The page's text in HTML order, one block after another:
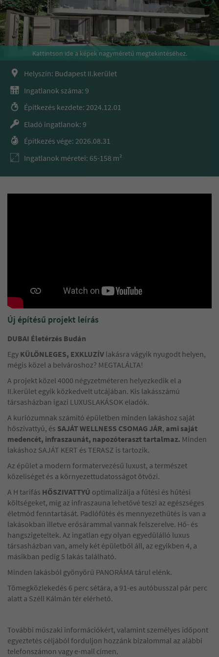
Kattintson ide a képek nagyméretű megtekintéséhez.
Helyszín: Budapest II.kerület
Ingatlanok száma: 9
Építkezés kezdete: 2024.12.01
Eladó ingatlanok: 9
Építkezés vége: 2026.08.31
Ingatlanok méretei: 65-158 m²
Új építésű projekt leírás
DUBAI Életérzés Budán
Egy KÜLÖNLEGES, EXKLUZÍV lakásra vágyik nyugodt helyen,
mégis közel a belvároshoz? MEGTALÁLTA!
A projekt közel 4000 négyzetméteren helyezkedik el a
II.kerület egyik közkedvelt utcájában. Kis lakásszámú
társasházban igazi LUXUSLAKÁSOK eladók.
A kuriózumnak számító épületben minden lakáshoz saját
hőszivattyú, és SAJÁT WELLNESS CSOMAG JÁR, ami saját
medencét, infraszaunát, napozóteraszt tartalmaz. Minden
lakáshoz SAJÁT KERT és TERASZ is tartozik.
Az épület a modern formatervezésű luxust, a természet
közeliséget és a környezettudatosságot ötvözi.
A H tarifás HŐSZIVATTYÚ optimalizálja a fűtési és hűtési
költségeket, míg az infraszauna lehetővé teszi az egészséges
életmód fenntartását. Padlófűtés és mennyezethűtés is van a
lakásokban illetve erősárammal vannak felszerelve. Hő- és
hangszigeteltek. Az ingatlan egy olyan egyedülálló luxus
társasházban van, amely két épületből áll, az egyikben 4, a
másikban pedig 5 lakás található.
Minden lakásból gyönyörű PANORÁMA tárul elénk.
Tömegközlekedés 6 perc sétára, a 91-es autóbusszal pár perc
alatt a Széll Kálmán tér elérhető.
További műszaki információkért, valamint személyes időpont
egyeztetés céljából forduljon hozzánk bizalommal az alábbi
telefonszámon vagy e-mail címen.